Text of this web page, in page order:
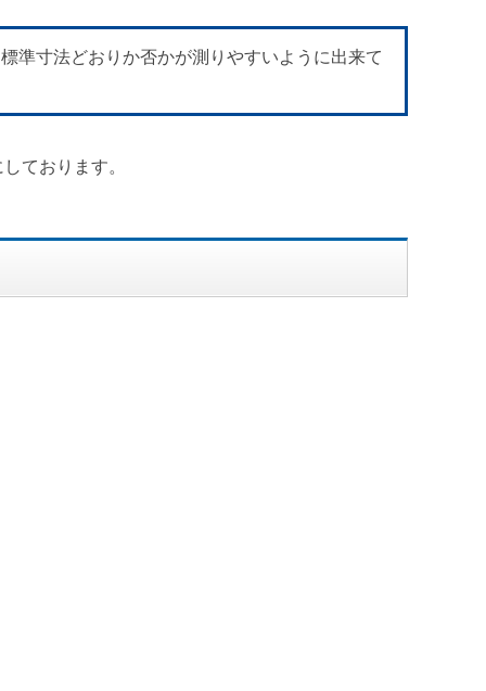
準寸法どおりか否かが測りやすいように出来て
ております。